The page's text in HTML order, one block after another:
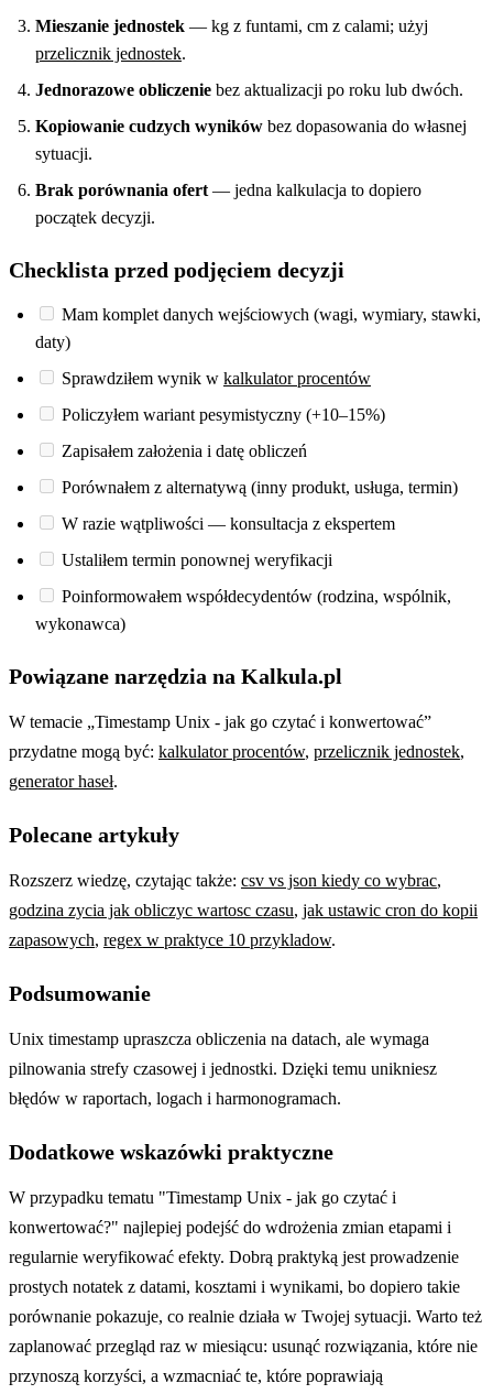
Mieszanie jednostek — kg z funtami, cm z calami; użyj
przelicznik jednostek.
Jednorazowe obliczenie bez aktualizacji po roku lub dwóch.
Kopiowanie cudzych wyników bez dopasowania do własnej
sytuacji.
Brak porównania ofert — jedna kalkulacja to dopiero
początek decyzji.
Checklista przed podjęciem decyzji
Mam komplet danych wejściowych (wagi, wymiary, stawki,
daty)
Sprawdziłem wynik w kalkulator procentów
Policzyłem wariant pesymistyczny (+10–15%)
Zapisałem założenia i datę obliczeń
Porównałem z alternatywą (inny produkt, usługa, termin)
W razie wątpliwości — konsultacja z ekspertem
Ustaliłem termin ponownej weryfikacji
Poinformowałem współdecydentów (rodzina, wspólnik,
wykonawca)
Powiązane narzędzia na Kalkula.pl
W temacie „Timestamp Unix - jak go czytać i konwertować”
przydatne mogą być: kalkulator procentów, przelicznik jednostek,
generator haseł.
Polecane artykuły
Rozszerz wiedzę, czytając także: csv vs json kiedy co wybrac,
godzina zycia jak obliczyc wartosc czasu, jak ustawic cron do kopii
zapasowych, regex w praktyce 10 przykladow.
Podsumowanie
Unix timestamp upraszcza obliczenia na datach, ale wymaga
pilnowania strefy czasowej i jednostki. Dzięki temu unikniesz
błędów w raportach, logach i harmonogramach.
Dodatkowe wskazówki praktyczne
W przypadku tematu "Timestamp Unix - jak go czytać i
konwertować?" najlepiej podejść do wdrożenia zmian etapami i
regularnie weryfikować efekty. Dobrą praktyką jest prowadzenie
prostych notatek z datami, kosztami i wynikami, bo dopiero takie
porównanie pokazuje, co realnie działa w Twojej sytuacji. Warto też
zaplanować przegląd raz w miesiącu: usunąć rozwiązania, które nie
przynoszą korzyści, a wzmacniać te, które poprawiają